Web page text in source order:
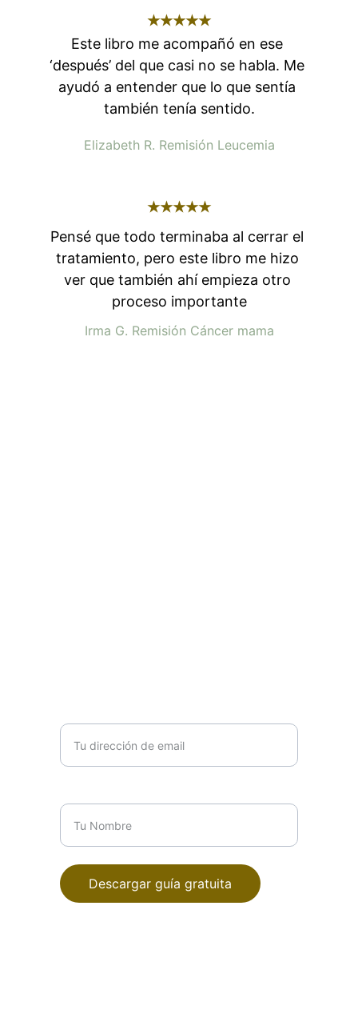
Pensé que todo terminaba al cerrar el
tratamiento, pero este libro me hizo
ver que también ahí empieza otro
proceso importante
Elizabeth R. Remisión Leucemia
★★★★★
★★★★★
Este libro me acompañó en ese
‘después’ del que casi no se habla. Me
ayudó a entender que lo que sentía
también tenía sentido.
Irma G. Remisión Cáncer mama
Descargar guía gratuita